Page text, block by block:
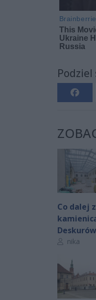
Podziel
Co dalej z
Autornika